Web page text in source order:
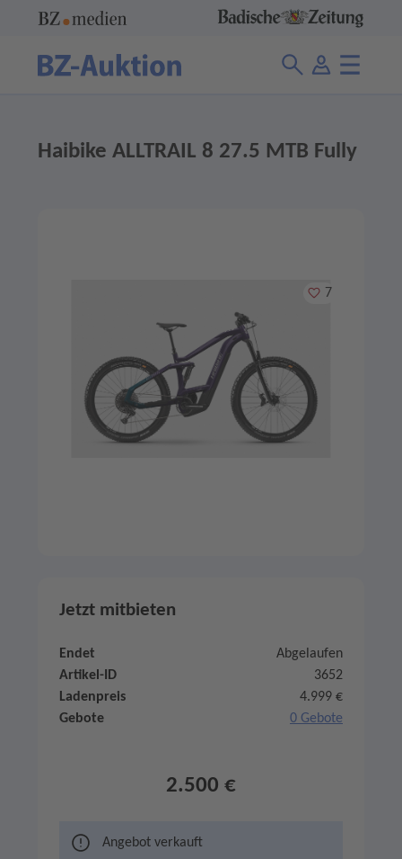
Haibike ALLTRAIL 8 27.5 MTB Fully
Merken
7
Jetzt mitbieten
Endet
Abgelaufen
Artikel-ID
3652
Ladenpreis
4.999 €
Gebote
0 Gebote
2.500 €
Angebot verkauft